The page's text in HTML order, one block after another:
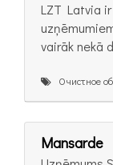
LZT Latvia
vairāk nekā
Очистное
Mansarde